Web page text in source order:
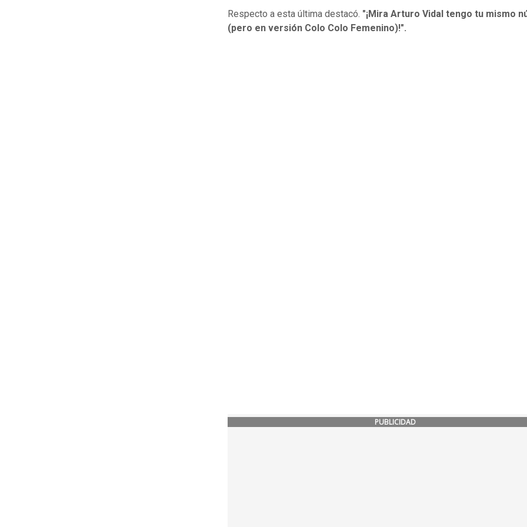
Respecto a esta última destacó. "¡Mira Arturo Vidal tengo tu mismo
(pero en versión Colo Colo Femenino)!".
PUBLICIDAD